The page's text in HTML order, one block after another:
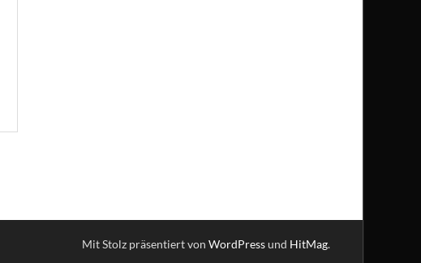
Mit Stolz präsentiert von WordPressund HitMag.